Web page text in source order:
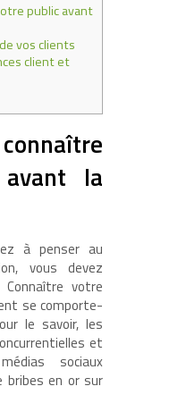
public avant
vos clients
client et
la
à penser au
vous devez
Connaître votre
se comporte-
le savoir, les
et
sociaux
bribes en or sur